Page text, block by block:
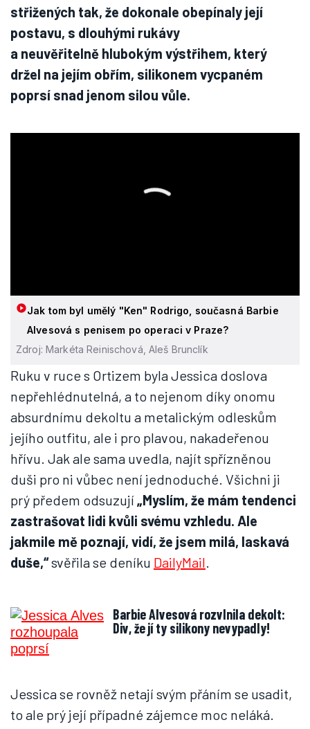
střižených tak, že dokonale obepínaly její
postavu, s dlouhými rukávy
a neuvěřitelně hlubokým výstřihem, který
držel na jejím obřím, silikonem vycpaném
poprsí snad jenom silou vůle.
Jak tom byl umělý "Ken" Rodrigo, současná Barbie
Alvesová s penisem po operaci v Praze?
Zdroj: Markéta Reinischová, Aleš Brunclík
Ruku v ruce s Ortizem byla Jessica doslova
nepřehlédnutelná, a to nejenom díky onomu
absurdnímu dekoltu a metalickým odleskům
jejího outfitu, ale i pro plavou, nakadeřenou
hřívu. Jak ale sama uvedla, najít spřízněnou
duši pro ni vůbec není jednoduché. Všichni ji
prý předem odsuzují „Myslím, že mám tendenci
zastrašovat lidi kvůli svému vzhledu. Ale
jakmile mě poznají, vidí, že jsem milá, laskavá
duše,“svěřila se deníku DailyMail.
Barbie Alvesová rozvlnila dekolt:
Div, že jí ty silikony nevypadly!
Jessica se rovněž netají svým přáním se usadit,
to ale prý její případné zájemce moc neláká.